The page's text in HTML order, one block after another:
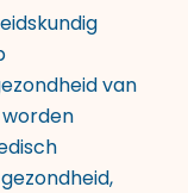
van
worden